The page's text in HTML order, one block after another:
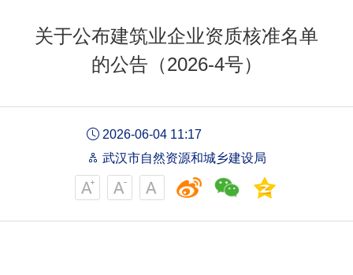
关于公布建筑业企业资质核准名单
的公告（2026-4号）
2026-06-04 11:17
武汉市自然资源和城乡建设局